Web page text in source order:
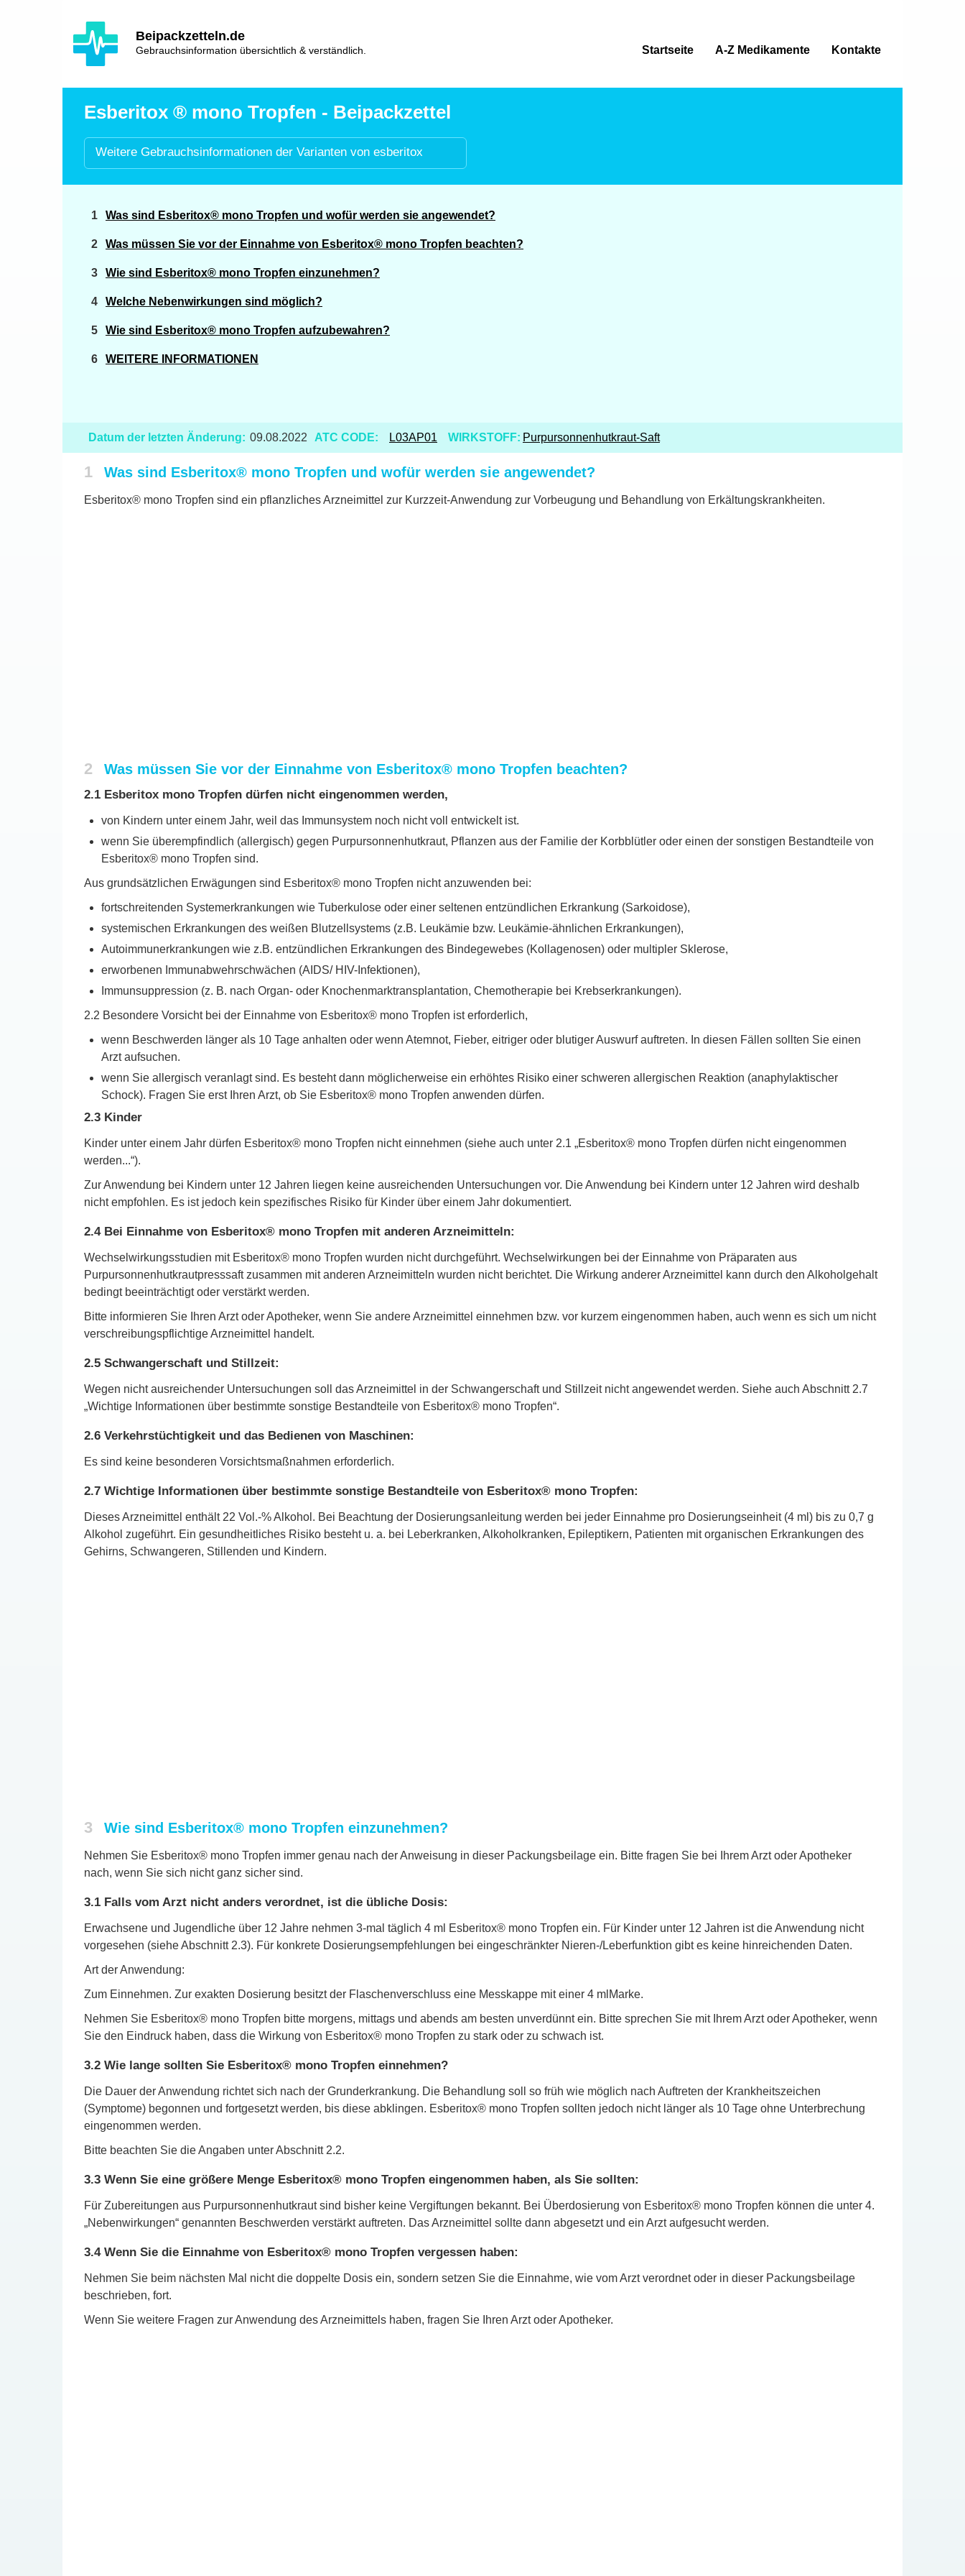
Beipackzetteln.de
Gebrauchsinformation übersichtlich & verständlich.
Hlavní
navigace
Startseite A-Z Medikamente Kontakte
Esberitox ® mono Tropfen - Beipackzettel
Weitere Gebrauchsinformationen der Varianten von esberitox
Was sind Esberitox® mono Tropfen und wofür werden sie angewendet?
Was müssen Sie vor der Einnahme von Esberitox® mono Tropfen beachten?
Wie sind Esberitox® mono Tropfen einzunehmen?
Welche Nebenwirkungen sind möglich?
Wie sind Esberitox® mono Tropfen aufzubewahren?
WEITERE INFORMATIONEN
Datum der letzten Änderung: 09.08.2022 ATC CODE: L03AP01 WIRKSTOFF: Purpursonnenhutkraut-Saft
1 Was sind Esberitox® mono Tropfen und wofür werden sie angewendet?
Esberitox® mono Tropfen sind ein pflanzliches Arzneimittel zur Kurzzeit-Anwendung zur Vorbeugung und Behandlung von Erkältungskrankheiten.
2 Was müssen Sie vor der Einnahme von Esberitox® mono Tropfen beachten?
2.1 Esberitox mono Tropfen dürfen nicht eingenommen werden,
von Kindern unter einem Jahr, weil das Immunsystem noch nicht voll entwickelt ist.
wenn Sie überempfindlich (allergisch) gegen Purpursonnenhutkraut, Pflanzen aus der Familie der Korbblütler oder einen der sonstigen Bestandteile von
Esberitox® mono Tropfen sind.
Aus grundsätzlichen Erwägungen sind Esberitox® mono Tropfen nicht anzuwenden bei:
fortschreitenden Systemerkrankungen wie Tuberkulose oder einer seltenen entzündlichen Erkrankung (Sarkoidose),
systemischen Erkrankungen des weißen Blutzellsystems (z.B. Leukämie bzw. Leukämie-ähnlichen Erkrankungen),
Autoimmunerkrankungen wie z.B. entzündlichen Erkrankungen des Bindegewebes (Kollagenosen) oder multipler Sklerose,
erworbenen Immunabwehrschwächen (AIDS/ HIV-Infektionen),
Immunsuppression (z. B. nach Organ- oder Knochenmarktransplantation, Chemotherapie bei Krebserkrankungen).
2.2 Besondere Vorsicht bei der Einnahme von Esberitox® mono Tropfen ist erforderlich,
wenn Beschwerden länger als 10 Tage anhalten oder wenn Atemnot, Fieber, eitriger oder blutiger Auswurf auftreten. In diesen Fällen sollten Sie einen
Arzt aufsuchen.
wenn Sie allergisch veranlagt sind. Es besteht dann möglicherweise ein erhöhtes Risiko einer schweren allergischen Reaktion (anaphylaktischer
Schock). Fragen Sie erst Ihren Arzt, ob Sie Esberitox® mono Tropfen anwenden dürfen.
2.3 Kinder
Kinder unter einem Jahr dürfen Esberitox® mono Tropfen nicht einnehmen (siehe auch unter 2.1 „Esberitox® mono Tropfen dürfen nicht eingenommen
werden...“).
Zur Anwendung bei Kindern unter 12 Jahren liegen keine ausreichenden Untersuchungen vor. Die Anwendung bei Kindern unter 12 Jahren wird deshalb
nicht empfohlen. Es ist jedoch kein spezifisches Risiko für Kinder über einem Jahr dokumentiert.
2.4 Bei Einnahme von Esberitox® mono Tropfen mit anderen Arzneimitteln:
Wechselwirkungsstudien mit Esberitox® mono Tropfen wurden nicht durchgeführt. Wechselwirkungen bei der Einnahme von Präparaten aus
Purpursonnenhutkrautpresssaft zusammen mit anderen Arzneimitteln wurden nicht berichtet. Die Wirkung anderer Arzneimittel kann durch den Alkoholgehalt
bedingt beeinträchtigt oder verstärkt werden.
Bitte informieren Sie Ihren Arzt oder Apotheker, wenn Sie andere Arzneimittel einnehmen bzw. vor kurzem eingenommen haben, auch wenn es sich um nicht
verschreibungspflichtige Arzneimittel handelt.
2.5 Schwangerschaft und Stillzeit:
Wegen nicht ausreichender Untersuchungen soll das Arzneimittel in der Schwangerschaft und Stillzeit nicht angewendet werden. Siehe auch Abschnitt 2.7
„Wichtige Informationen über bestimmte sonstige Bestandteile von Esberitox® mono Tropfen“.
2.6 Verkehrstüchtigkeit und das Bedienen von Maschinen:
Es sind keine besonderen Vorsichtsmaßnahmen erforderlich.
2.7 Wichtige Informationen über bestimmte sonstige Bestandteile von Esberitox® mono Tropfen:
Dieses Arzneimittel enthält 22 Vol.-% Alkohol. Bei Beachtung der Dosierungsanleitung werden bei jeder Einnahme pro Dosierungseinheit (4 ml) bis zu 0,7 g
Alkohol zugeführt. Ein gesundheitliches Risiko besteht u. a. bei Leberkranken, Alkoholkranken, Epileptikern, Patienten mit organischen Erkrankungen des
Gehirns, Schwangeren, Stillenden und Kindern.
3 Wie sind Esberitox® mono Tropfen einzunehmen?
Nehmen Sie Esberitox® mono Tropfen immer genau nach der Anweisung in dieser Packungsbeilage ein. Bitte fragen Sie bei Ihrem Arzt oder Apotheker
nach, wenn Sie sich nicht ganz sicher sind.
3.1 Falls vom Arzt nicht anders verordnet, ist die übliche Dosis:
Erwachsene und Jugendliche über 12 Jahre nehmen 3-mal täglich 4 ml Esberitox® mono Tropfen ein. Für Kinder unter 12 Jahren ist die Anwendung nicht
vorgesehen (siehe Abschnitt 2.3). Für konkrete Dosierungsempfehlungen bei eingeschränkter Nieren-/Leberfunktion gibt es keine hinreichenden Daten.
Art der Anwendung:
Zum Einnehmen. Zur exakten Dosierung besitzt der Flaschenverschluss eine Messkappe mit einer 4 mlMarke.
Nehmen Sie Esberitox® mono Tropfen bitte morgens, mittags und abends am besten unverdünnt ein. Bitte sprechen Sie mit Ihrem Arzt oder Apotheker, wenn
Sie den Eindruck haben, dass die Wirkung von Esberitox® mono Tropfen zu stark oder zu schwach ist.
3.2 Wie lange sollten Sie Esberitox® mono Tropfen einnehmen?
Die Dauer der Anwendung richtet sich nach der Grunderkrankung. Die Behandlung soll so früh wie möglich nach Auftreten der Krankheitszeichen
(Symptome) begonnen und fortgesetzt werden, bis diese abklingen. Esberitox® mono Tropfen sollten jedoch nicht länger als 10 Tage ohne Unterbrechung
eingenommen werden.
Bitte beachten Sie die Angaben unter Abschnitt 2.2.
3.3 Wenn Sie eine größere Menge Esberitox® mono Tropfen eingenommen haben, als Sie sollten:
Für Zubereitungen aus Purpursonnenhutkraut sind bisher keine Vergiftungen bekannt. Bei Überdosierung von Esberitox® mono Tropfen können die unter 4.
„Nebenwirkungen“ genannten Beschwerden verstärkt auftreten. Das Arzneimittel sollte dann abgesetzt und ein Arzt aufgesucht werden.
3.4 Wenn Sie die Einnahme von Esberitox® mono Tropfen vergessen haben:
Nehmen Sie beim nächsten Mal nicht die doppelte Dosis ein, sondern setzen Sie die Einnahme, wie vom Arzt verordnet oder in dieser Packungsbeilage
beschrieben, fort.
Wenn Sie weitere Fragen zur Anwendung des Arzneimittels haben, fragen Sie Ihren Arzt oder Apotheker.